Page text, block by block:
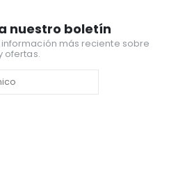
nuestro boletín
más reciente sobre
ofertas.